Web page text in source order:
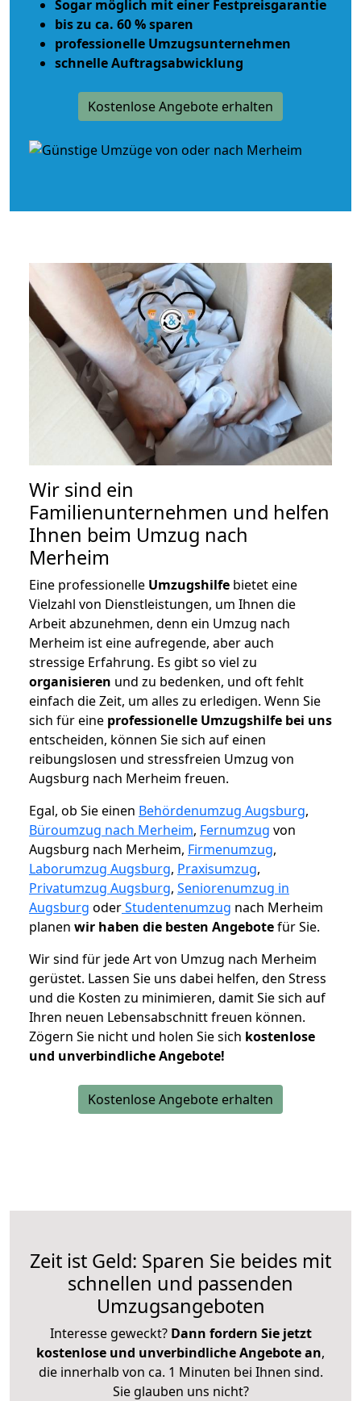
Sogar möglich mit einer Festpreisgarantie
bis zu ca. 60 % sparen
professionelle Umzugsunternehmen
schnelle Auftragsabwicklung
Kostenlose Angebote erhalten
Wir sind ein
Familienunternehmen und helfen
Ihnen beim Umzug nach
Merheim
Eine professionelle Umzugshilfe bietet eine
Vielzahl von Dienstleistungen, um Ihnen die
Arbeit abzunehmen, denn ein Umzug nach
Merheim ist eine aufregende, aber auch
stressige Erfahrung. Es gibt so viel zu
organisieren und zu bedenken, und oft fehlt
einfach die Zeit, um alles zu erledigen. Wenn Sie
sich für eine professionelle Umzugshilfe bei uns
entscheiden, können Sie sich auf einen
reibungslosen und stressfreien Umzug von
Augsburg nach Merheim freuen.
Egal, ob Sie einen Behördenumzug Augsburg,
Büroumzug nach Merheim, Fernumzug von
Augsburg nach Merheim, Firmenumzug,
Laborumzug Augsburg, Praxisumzug,
Privatumzug Augsburg, Seniorenumzug in
Augsburg oderStudentenumzug nach Merheim
planen wir haben die besten Angebotefür Sie.
Wir sind für jede Art von Umzug nach Merheim
gerüstet. Lassen Sie uns dabei helfen, den Stress
und die Kosten zu minimieren, damit Sie sich auf
Ihren neuen Lebensabschnitt freuen können.
Zögern Sie nicht und holen Sie sich kostenlose
und unverbindliche Angebote!
Kostenlose Angebote erhalten
Zeit ist Geld: Sparen Sie beides mit
schnellen und passenden
Umzugsangeboten
Interesse geweckt? Dann fordern Sie jetzt
kostenlose und unverbindliche Angebote an,
die innerhalb von ca. 1 Minuten bei Ihnen sind.
Sie glauben uns nicht?